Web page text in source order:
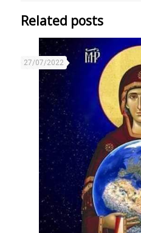
Related posts
27/07/2022